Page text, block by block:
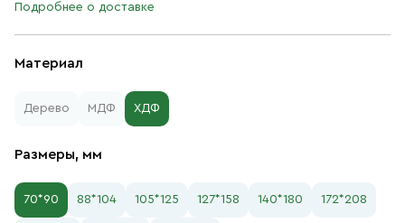
Материал
Дерево МДФ ХДФ
Размеры, мм
70*90 88*104 105*125 127*158 140*180 172*208
Подробнее о доставке